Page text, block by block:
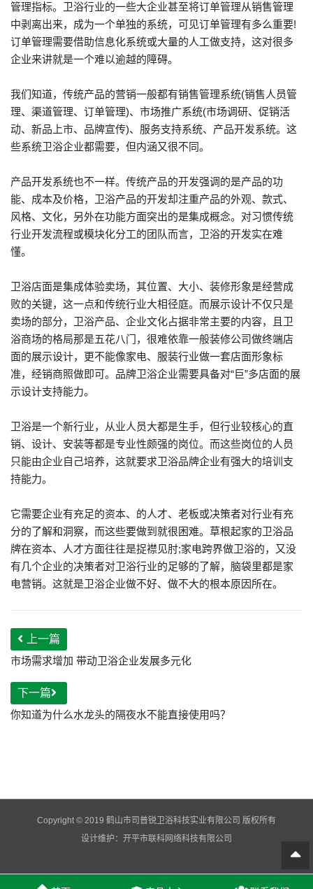
管理指标。卫浴行业的一些大企业甚至将订单管理从销售管理
中剥离出来，成为一个单独的系统，可见订单管理有多么重要!
订单管理需要借助信息化系统或大量的人工做支持，这对很多
企业来讲就是一个难以逾越的障碍。
我们知道，传统产品的营销一般都有销售管理系统(销售人员管
理、渠道管理、订单管理)、市场推广系统(市场调研、促销活
动、新品上市、品牌宣传)、服务支持系统、产品开发系统。这
些系统卫浴企业都需要，但内涵又很不同。
产品开发系统也不一样。传统产品的开发强调的是产品的功
能、成本及价格，卫浴产品的开发却注重产品的外观、款式、
风格、文化，另外在功能方面突出的是集成概念。对习惯传统
行业开发流程或模块化分工的团队而言，卫浴的开发实在难
懂。
卫浴店面是集成体验卖场，其位置、大小、装修形象是经营成
败的关键，这一点和传统行业大相径庭。而展示设计不仅只是
卖场的部分，卫浴产品、企业文化占据非常主要的内容，且卫
浴商场的格局那是五花八门，很难依靠一般装修公司做终端店
面的展示设计，更不能像家电、服装行业做一套店面形象标
准，经销商照做即可。品牌卫浴企业需要具备对“巨”多店面的展
示设计支持能力。
卫浴是一个新行业，从业人员大都是生手，但行业较核心的直
销、设计、安装等都是专业性颇强的岗位。而这些岗位的人员
只能由企业自己培养，这就要求卫浴品牌企业有强大的培训支
持能力。
它需要企业有充足的资本、的人才、老板或决策者对行业有充
分的了解和洞察，而这些要做到就很困难。草根起家的卫浴品
牌在资本、人才方面往往是捉襟见肘;家电跨界做卫浴的，又没
有几个企业的决策者对卫浴行业的足够的了解，脑袋里都是家
电营销。这就是卫浴企业做不好、做不大的根本原因所在。
上一篇
市场需求增加 带动卫浴企业发展多元化
下一篇
你知道为什么水龙头的隔夜水不能直接使用吗？
Copyright © 2019 鹤山市司普锐卫浴科技实业有限公司 版权所有
设计维护： 开平市联科网络科技有限公司